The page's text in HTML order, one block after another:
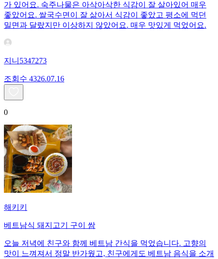
가 있어요. 숙주나물은 아삭아삭한 식감이 잘 살아있어 매우
좋았어요. 쌀국수면이 잘 삶아서 식감이 좋았고 평소에 먹던
밀면과 달랐지만 이상하지 않았어요. 매우 맛있게 먹었어요.
지니5347273
조회수 4326.07.16
0
해키키
베트남식 돼지고기 구이 쌈
오늘 저녁에 친구와 함께 베트남 간식을 먹었습니다. 고향의
맛이 느껴져서 정말 반가웠고, 친구에게도 베트남 음식을 소개